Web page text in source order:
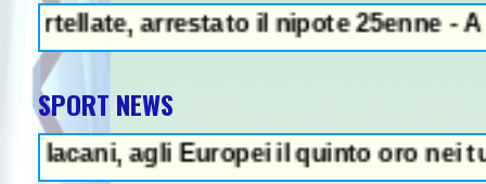
arrestato il nipote 25enne - A
SPORT NEWS
agli Europei il quinto oro nei tuffi
- Arresto illegale e peculato,